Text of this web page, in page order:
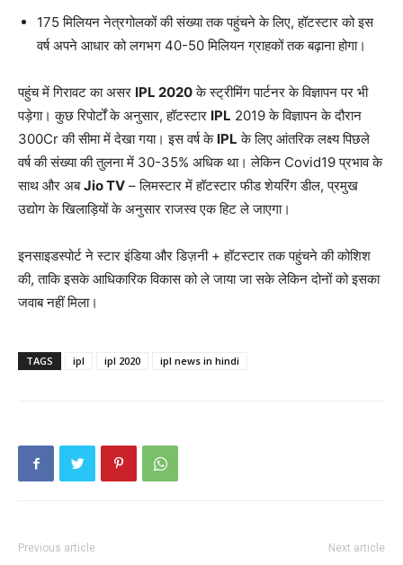
175 मिलियन नेत्रगोलकों की संख्या तक पहुंचने के लिए, हॉटस्टार को इस
वर्ष अपने आधार को लगभग 40-50 मिलियन ग्राहकों तक बढ़ाना होगा।
पहुंच में गिरावट का असर IPL 2020के स्ट्रीमिंग पार्टनर के विज्ञापन पर भी
पड़ेगा। कुछ रिपोर्टों के अनुसार, हॉटस्टार IPL 2019 के विज्ञापन के दौरान
300Cr की सीमा में देखा गया। इस वर्ष के IPL के लिए आंतरिक लक्ष्य पिछले
वर्ष की संख्या की तुलना में 30-35% अधिक था। लेकिन Covid19 प्रभाव के
साथ और अबJio TV – लिमस्टार में हॉटस्टार फीड शेयरिंग डील, प्रमुख
उद्योग के खिलाड़ियों के अनुसार राजस्व एक हिट ले जाएगा।
इनसाइडस्पोर्ट ने स्टार इंडिया और डिज़नी + हॉटस्टार तक पहुंचने की कोशिश
की, ताकि इसके आधिकारिक विकास को ले जाया जा सके लेकिन दोनों को इसका
जवाब नहीं मिला।
TAGS ipl ipl 2020 ipl news in hindi
Previous article Next article